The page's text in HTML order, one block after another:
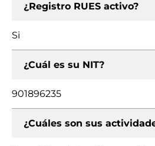
¿Registro RUES activo?
Si
¿Cuál es su NIT?
901896235
¿Cuáles son sus